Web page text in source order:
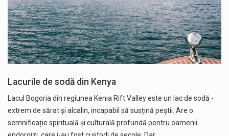
Lacurile de sodă din Kenya
Lacul Bogoria din regiunea Kenia Rift Valley este un lac de sodă -
extrem de sărat și alcalin, incapabil să susțină peștii. Are o
semnificație spirituală și culturală profundă pentru oamenii